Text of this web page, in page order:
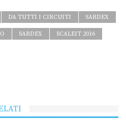
DA TUTTI I CIRCUITI SARDEX
SARDEX SCALEIT 2016